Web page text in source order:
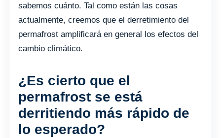
sabemos cuánto. Tal como están las cosas
actualmente, creemos que el derretimiento del
permafrost amplificará en general los efectos del
cambio climático.
¿Es cierto que el
permafrost se está
derritiendo más rápido de
lo esperado?